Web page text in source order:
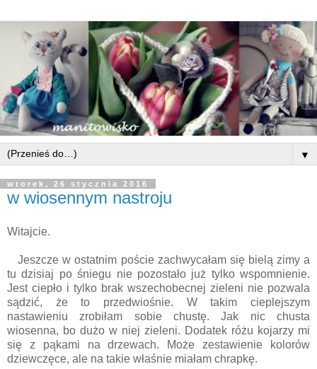
▼
wtorek, 26 stycznia 2016
w wiosennym nastroju
Witajcie.
Jeszcze w ostatnim poście zachwycałam się bielą zimy a
tu dzisiaj po śniegu nie pozostało już tylko wspomnienie.
Jest ciepło i tylko brak wszechobecnej zieleni nie pozwala
sądzić, że to przedwiośnie. W takim cieplejszym
nastawieniu zrobiłam sobie chustę. Jak nic chusta
wiosenna, bo dużo w niej zieleni. Dodatek różu kojarzy mi
się z pąkami na drzewach. Może zestawienie kolorów
dziewczęce, ale na takie właśnie miałam chrapkę.